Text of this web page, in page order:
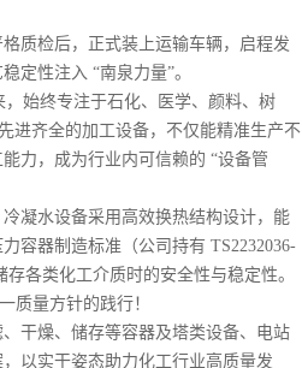
质检后，正式装上运输车辆，启程发
定性注入 “南泉力量”。
始终专注于石化、医学、颜料、树
进齐全的加工设备，不仅能精准生产不
力，成为行业内可信赖的 “设备管
凝水设备采用高效换热结构设计，能
容器制造标准（公司持有 TS2232036-
各类化工介质时的安全性与稳定性。
质量方针的践行！
干燥、储存等容器及塔类设备、电站
以实干姿态助力化工行业高质量发